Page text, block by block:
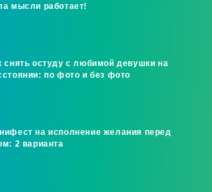
мысли работает!
снять остуду с любимой девушки на
по фото и без фото
на исполнение желания перед
2 варианта